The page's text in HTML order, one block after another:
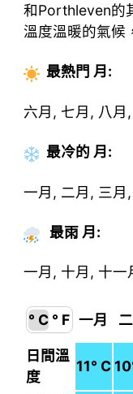
和Porthleven的
溫度溫暖的氣候
最熱門 月 :
六月, 七月, 八月
最冷的 月 :
一月, 二月, 三月,
最雨 月:
一月, 十月, 十一
° C ° F 一月
日間溫
度
11° C 10